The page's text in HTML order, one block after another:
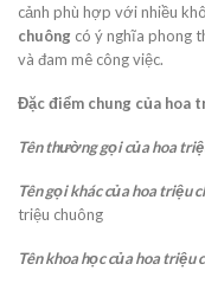
cảnh phù hợp với nhiều
chuông có ý nghĩa phong
và đam mê công việc.
Đặc điểm chung của hoa
Tên thường gọi của hoa
Tên gọi khác của hoa triệu
triệu chuông
Tên khoa học của hoa triệu